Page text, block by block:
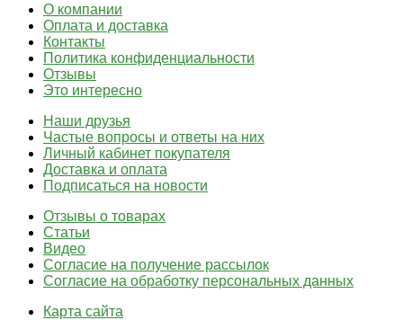
О компании
Оплата и доставка
Контакты
Политика конфиденциальности
Отзывы
Это интересно
Наши друзья
Частые вопросы и ответы на них
Личный кабинет покупателя
Доставка и оплата
Подписаться на новости
Отзывы о товарах
Статьи
Видео
Согласие на получение рассылок
Согласие на обработку персональных данных
Карта сайта